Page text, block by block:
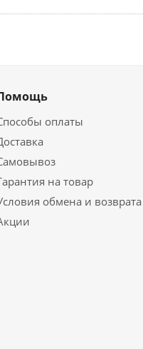
оплаты
на товар
обмена и возврата